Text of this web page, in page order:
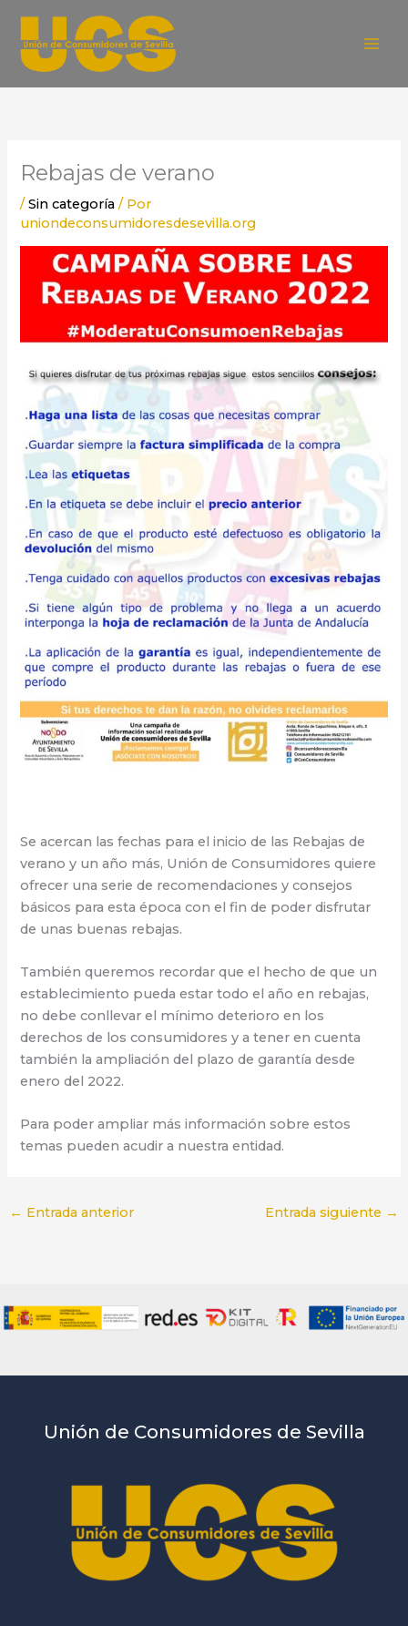
contenido
Rebajas de verano
/Sin categoría / Por
uniondeconsumidoresdesevilla.org
Se acercan las fechas para el inicio de las Rebajas de
verano y un año más, Unión de Consumidores quiere
ofrecer una serie de recomendaciones y consejos
básicos para esta época con el fin de poder disfrutar
de unas buenas rebajas.
También queremos recordar que el hecho de que un
establecimiento pueda estar todo el año en rebajas,
no debe conllevar el mínimo deterioro en los
derechos de los consumidores y a tener en cuenta
también la ampliación del plazo de garantía desde
enero del 2022.
Para poder ampliar más información sobre estos
temas pueden acudir a nuestra entidad.
← Entrada anterior Entrada siguiente →
Unión de Consumidores de Sevilla